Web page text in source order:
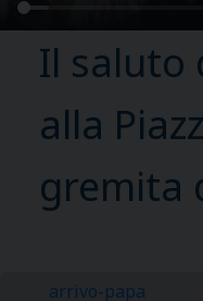
Il saluto
alla
gremita
arrivo-papa